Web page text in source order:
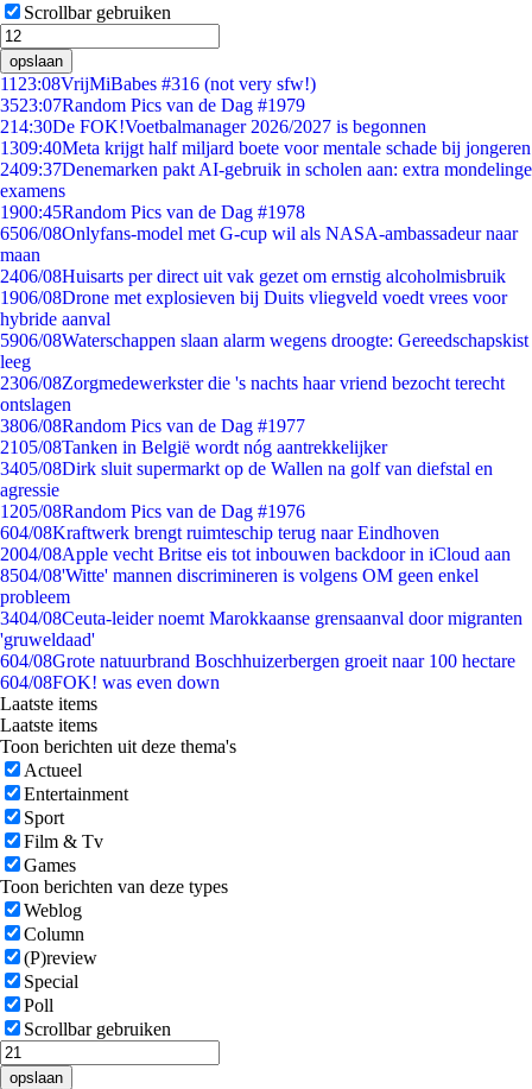
Scrollbar gebruiken
opslaan
11 23:08VrijMiBabes #316 (not very sfw!)
3523:07Random Pics van de Dag #1979
214:30De FOK!Voetbalmanager 2026/2027 is begonnen
1309:40Meta krijgt half miljard boete voor mentale schade bij jongeren
2409:37Denemarken pakt AI-gebruik in scholen aan: extra mondelinge
examens
1900:45Random Pics van de Dag #1978
6506/08Onlyfans-model met G-cup wil als NASA-ambassadeur naar
maan
2406/08Huisarts per direct uit vak gezet om ernstig alcoholmisbruik
1906/08Drone met explosieven bij Duits vliegveld voedt vrees voor
hybride aanval
5906/08Waterschappen slaan alarm wegens droogte: Gereedschapskist
leeg
2306/08Zorgmedewerkster die 's nachts haar vriend bezocht terecht
ontslagen
3806/08Random Pics van de Dag #1977
2105/08Tanken in België wordt nóg aantrekkelijker
3405/08Dirk sluit supermarkt op de Wallen na golf van diefstal en
agressie
1205/08Random Pics van de Dag #1976
604/08Kraftwerk brengt ruimteschip terug naar Eindhoven
2004/08Apple vecht Britse eis tot inbouwen backdoor in iCloud aan
8504/08'Witte' mannen discrimineren is volgens OM geen enkel
probleem
3404/08Ceuta-leider noemt Marokkaanse grensaanval door migranten
'gruweldaad'
604/08Grote natuurbrand Boschhuizerbergen groeit naar 100 hectare
604/08FOK! was even down
Laatste items
Laatste items
Toon berichten uit deze thema's
Actueel
Entertainment
Sport
Film & Tv
Games
Toon berichten van deze types
Weblog
Column
(P)review
Special
Poll
Scrollbar gebruiken
opslaan